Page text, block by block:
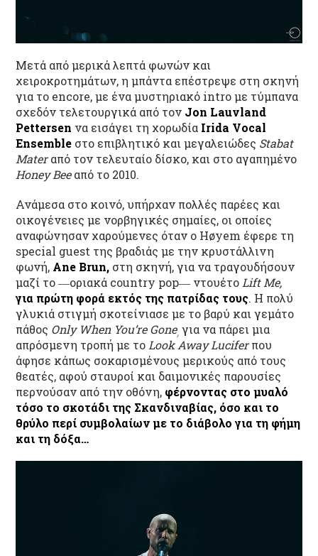
Μετά από μερικά λεπτά φωνών και
χειροκροτημάτων, η μπάντα επέστρεψε στη σκηνή
για το encore, με ένα μυστηριακό intro με τύμπανα
σχεδόν τελετουργικά από τον Jon Lauvland
Pettersen να εισάγει τη χορωδία Irida Vocal
Ensemble στο επιβλητικό και μεγαλειώδες Stabat
Materαπό τον τελευταίο δίσκο, και στο αγαπημένο
Honey Bee από το 2010.
Ανάμεσα στο κοινό, υπήρχαν πολλές παρέες και
οικογένειες με νορβηγικές σημαίες, οι οποίες
αναφώνησαν χαρούμενες όταν ο Høyem έφερε τη
special guest της βραδιάς με την κρυστάλλινη
φωνή, Ane Brun, στη σκηνή, για να τραγουδήσουν
μαζί το ―οριακά country pop― ντουέτο Lift Me,
για πρώτη φορά εκτός της πατρίδας τους. Η πολύ
γλυκιά στιγμή σκοτείνιασε με το βαρύ και γεμάτο
πάθος Only When You’re Gone,για να πάρει μια
απρόσμενη τροπή με το Look Away Lucifer που
άφησε κάπως σοκαρισμένους μερικούς από τους
θεατές, αφού σταυροί και δαιμονικές παρουσίες
περνούσαν από την οθόνη, φέρνοντας στο μυαλό
τόσο το σκοτάδι της Σκανδιναβίας, όσο και το
θρύλο περί συμβολαίων με το διάβολο για τη φήμη
και τη δόξα…